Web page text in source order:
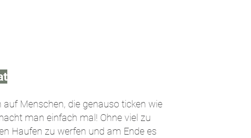
Menschen, die genauso ticken wie
man einfach mal! Ohne viel zu
Haufen zu werfen und am Ende es